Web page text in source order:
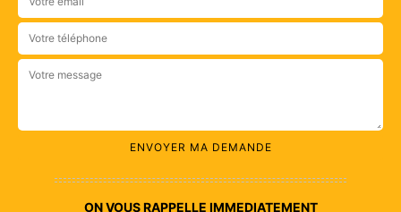
ON VOUS RAPPELLE IMMEDIATEMENT